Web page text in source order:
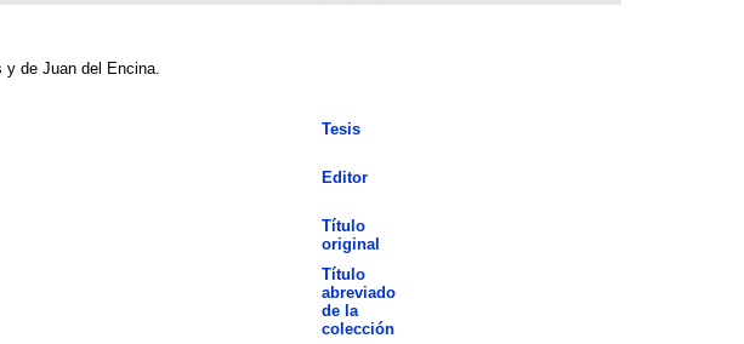
de Juan del Encina.
Tesis
Editor
Título
original
Título
abreviado
de la
colección